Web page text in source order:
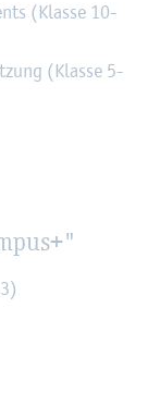
(Klasse 10-
(Klasse 5-